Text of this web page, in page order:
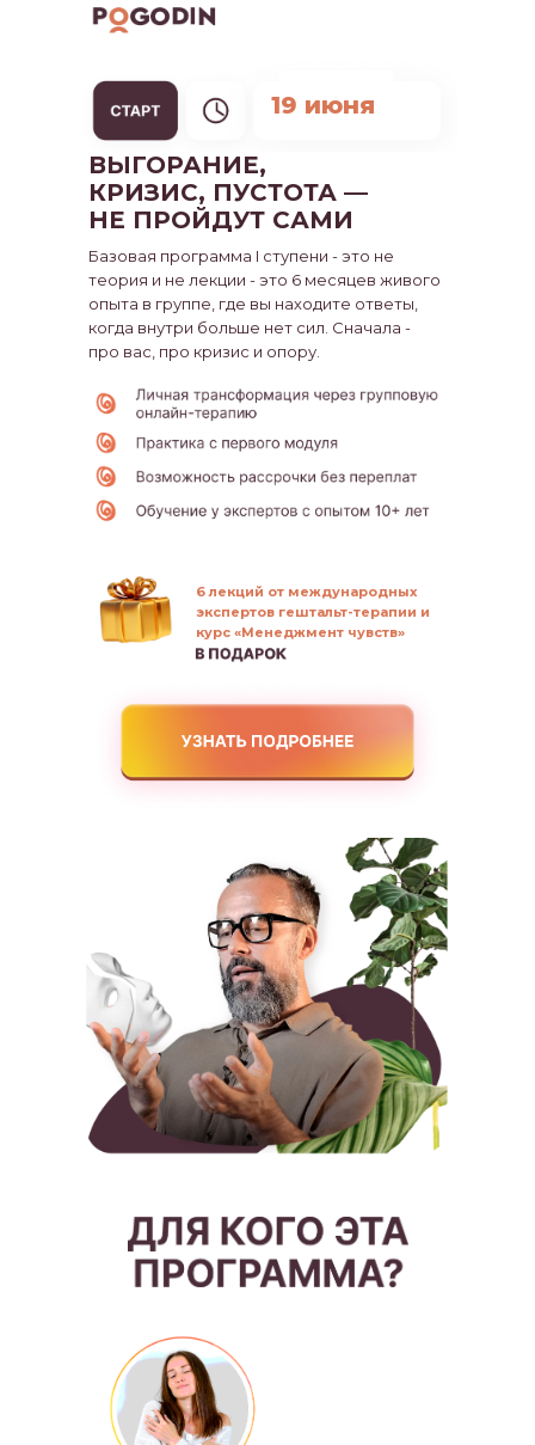
19 июня
6 лекций от международных
экспертов гештальт-терапии и
курс «Менеджмент чувств»
Базовая программа I ступени - это не
теория и не лекции - это 6 месяцев живого
опыта в группе, где вы находите ответы,
когда внутри больше нет сил. Сначала -
про вас, про кризис и опору.
ВЫГОРАНИЕ,
КРИЗИС, ПУСТОТА —
НЕ ПРОЙДУТ САМИ